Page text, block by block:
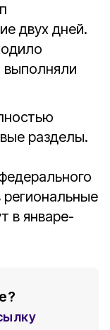
двух дней.
выполняли
разделы.
региональные
в январе-